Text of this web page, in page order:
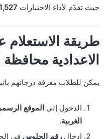
حيث تقدّم لأداء الاختبارات 91,527 طالبًا
طريقة الاستعلام
الاعدادية محافظة
يمكن للطلاب معرفة درجاتهم
الدخول إلى الموقع
الغربية.
إدخال رقم الجلوس في